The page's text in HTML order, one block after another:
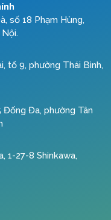
số 18 Phạm Hùng,
tổ 9, phường Thái Bình,
Đa, phường Tân
1-27-8 Shinkawa,